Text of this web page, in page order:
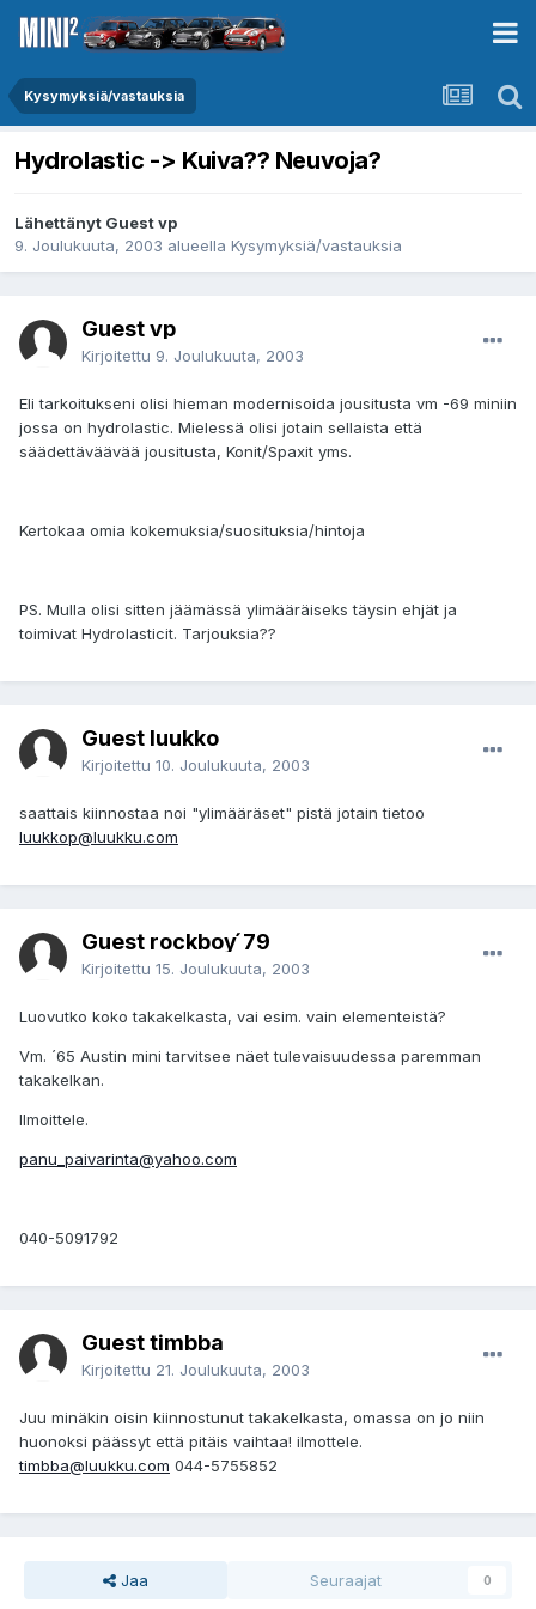
Kysymyksiä/vastauksia
Hydrolastic -> Kuiva?? Neuvoja?
Lähettänyt Guest vp
9. Joulukuuta, 2003 alueella Kysymyksiä/vastauksia
Guest vp
Kirjoitettu 9. Joulukuuta, 2003
Eli tarkoitukseni olisi hieman modernisoida jousitusta vm -69 miniin
jossa on hydrolastic. Mielessä olisi jotain sellaista että
säädettäväävää jousitusta, Konit/Spaxit yms.
Kertokaa omia kokemuksia/suosituksia/hintoja
PS. Mulla olisi sitten jäämässä ylimääräiseks täysin ehjät ja
toimivat Hydrolasticit. Tarjouksia??
Guest luukko
Kirjoitettu 10. Joulukuuta, 2003
saattais kiinnostaa noi "ylimääräset" pistä jotain tietoo
luukkop@luukku.com
Guest rockboy ́79
Kirjoitettu 15. Joulukuuta, 2003
Luovutko koko takakelkasta, vai esim. vain elementeistä?
Vm. ´65 Austin mini tarvitsee näet tulevaisuudessa paremman
takakelkan.
Ilmoittele.
panu_paivarinta@yahoo.com
040-5091792
Guest timbba
Kirjoitettu 21. Joulukuuta, 2003
Juu minäkin oisin kiinnostunut takakelkasta, omassa on jo niin
huonoksi päässyt että pitäis vaihtaa! ilmottele.
timbba@luukku.com 044-5755852
Jaa Seuraajat 0